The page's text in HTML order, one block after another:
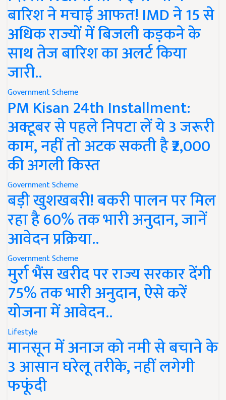
बारिश ने मचाई आफत! IMD ने 15 से
अधिक राज्यों में बिजली कड़कने के
साथ तेज बारिश का अलर्ट किया
जारी..
Government Scheme
PM Kisan 24th Installment:
अक्टूबर से पहले निपटा लें ये 3 जरूरी
काम, नहीं तो अटक सकती है ₹2,000
की अगली किस्त
Government Scheme
बड़ी खुशखबरी! बकरी पालन पर मिल
रहा है 60% तक भारी अनुदान, जानें
आवेदन प्रक्रिया..
Government Scheme
मुर्रा भैंस खरीद पर राज्य सरकार देंगी
75% तक भारी अनुदान, ऐसे करें
योजना में आवेदन..
Lifestyle
मानसून में अनाज को नमी से बचाने के
3 आसान घरेलू तरीके, नहीं लगेगी
फफूंदी